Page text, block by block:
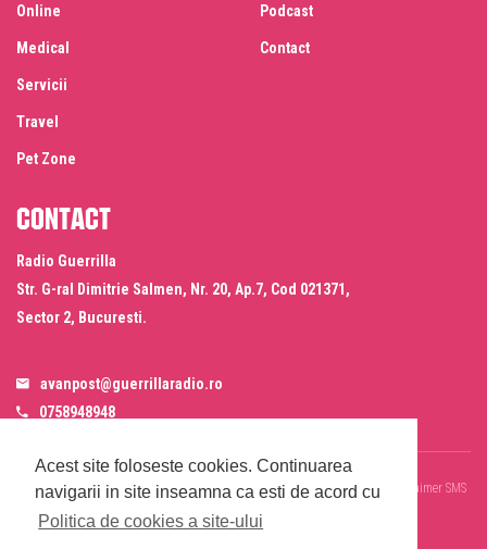
Acest site foloseste cookies. Continuarea
navigarii in site inseamna ca esti de acord cu
Politica de cookies a site-ului
Online
Medical
Servicii
Travel
Pet Zone
Podcast
Contact
Contact
Radio Guerrilla
Str. G-ral Dimitrie Salmen, Nr. 20, Ap.7, Cod 021371,
Sector 2, Bucuresti.
avanpost@guerrillaradio.ro
0758948948
Termeni si conditii Politica de confidentialitate Politica de cookies
Disclaimer SMS
& WhatsApp
Informare prelucrare imagini evenimente